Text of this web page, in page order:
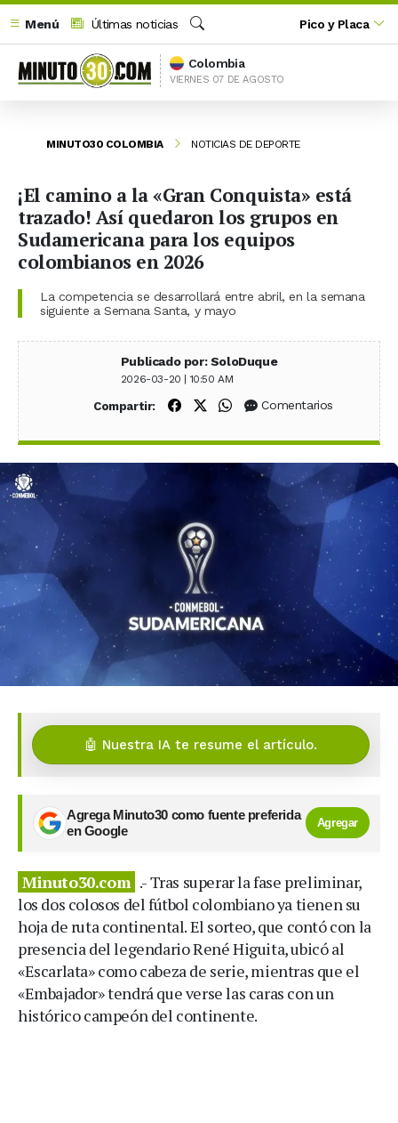
Menú
Últimas noticias
Buscar
Pico y Placa
Colombia
VIERNES 07 DE AGOSTO
MINUTO30 COLOMBIA NOTICIAS DE DEPORTE
¡El camino a la «Gran Conquista» está
trazado! Así quedaron los grupos en
Sudamericana para los equipos
colombianos en 2026
La competencia se desarrollará entre abril, en la semana
siguiente a Semana Santa, y mayo
Publicado por: SoloDuque
2026-03-20 | 10:50 AM
Compartir: Compartir en Facebook
Compartir en X (Twitter)
Compartir en WhatsApp
Comentarios
🤖 Nuestra IA te resume el artículo.
Agrega Minuto30 como fuente preferida
en Google
Agregar
Minuto30.com .- Tras superar la fase preliminar,
los dos colosos del fútbol colombiano ya tienen su
hoja de ruta continental. El sorteo, que contó con la
presencia del legendario René Higuita, ubicó al
«Escarlata» como cabeza de serie, mientras que el
«Embajador» tendrá que verse las caras con un
histórico campeón del continente.